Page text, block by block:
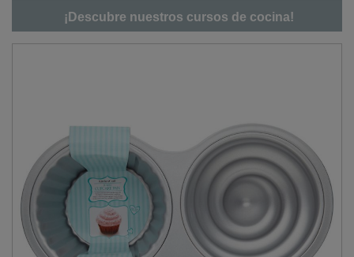
¡Descubre nuestros cursos de cocina!